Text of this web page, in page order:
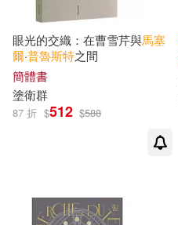
眼光的交織：在曹雪芹與馬塞
爾·普魯斯特之間
簡體書
塗衛群
87 折 $512 $588